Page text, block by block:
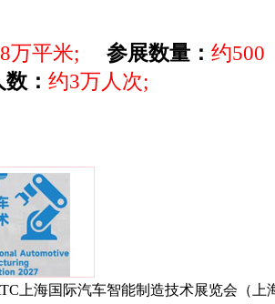
万平米; 参展数量： 约500
： 约3万人次;
上海国际汽车智能制造技术展览会（上